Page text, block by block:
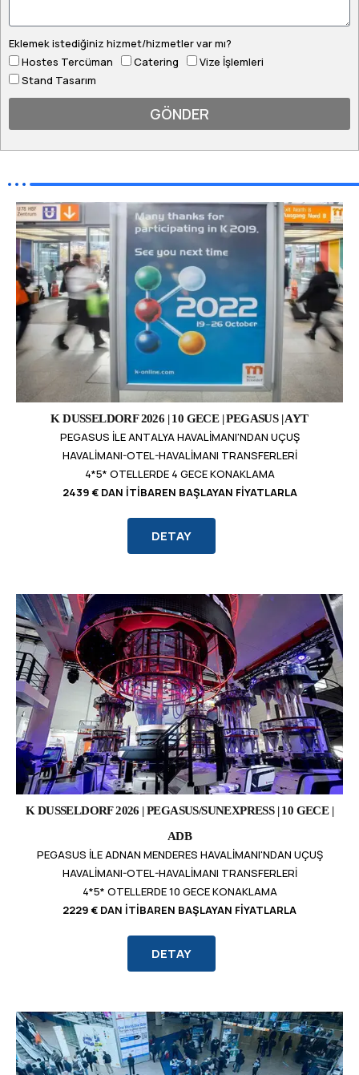
Eklemek istediğiniz hizmet/hizmetler var mı?
Hostes Tercüman
Catering
Vize İşlemleri
Stand Tasarım
GÖNDER
K DUSSELDORF 2026 | 10 GECE | PEGASUS | AYT
PEGASUS ILE ANTALYA HAVALIMANI'NDAN UÇUŞ
HAVALIMANI-OTEL-HAVALIMANI TRANSFERLERI
4*5* OTELLERDE 4 GECE KONAKLAMA
2439 € DAN İTIBAREN BAŞLAYAN FIYATLARLA
DETAY
K DUSSELDORF 2026 | PEGASUS/SUNEXPRESS | 10 GECE |
ADB
PEGASUS ILE ADNAN MENDERES HAVALIMANI'NDAN UÇUŞ
HAVALIMANI-OTEL-HAVALIMANI TRANSFERLERI
4*5* OTELLERDE 10 GECE KONAKLAMA
2229 € DAN İTIBAREN BAŞLAYAN FIYATLARLA
DETAY